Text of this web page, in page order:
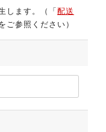
します。（「 配送
ご参照ください）